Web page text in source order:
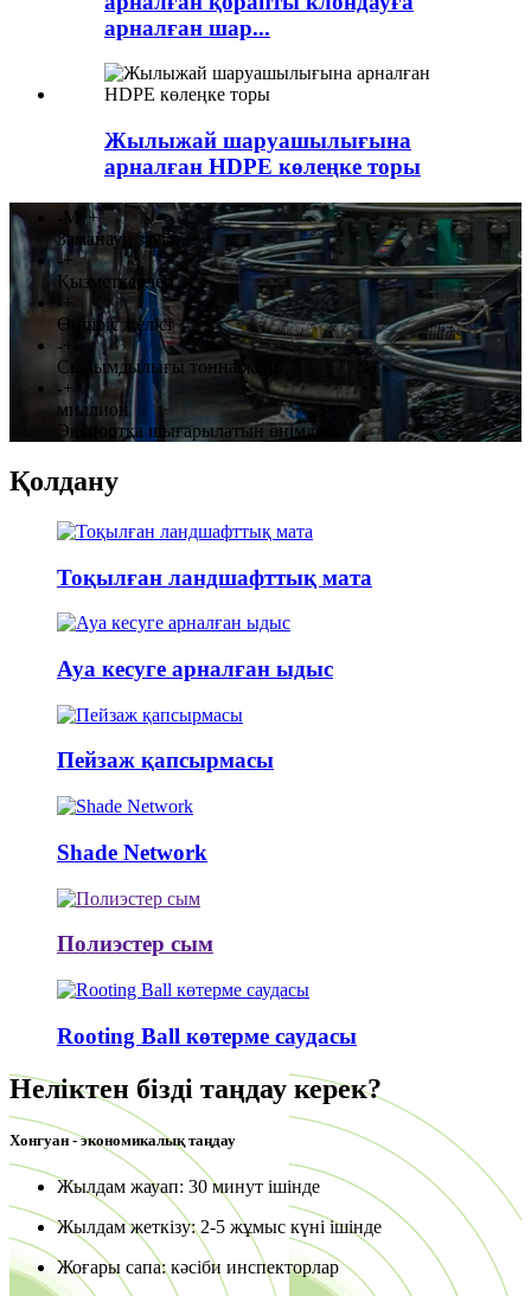
арналған шар...
Жылыжай шаруашылығына
арналған HDPE көлеңке торы
-M
+
Заманауи зауыт
-+
Қызметкерлер
-+
Өндіріс желісі
-+
Сыйымдылығы тонна/жыл
-+
миллион
Экспортқа шығарылатын өнімдер
Қолдану
Тоқылған ландшафттық мата
Ауа кесуге арналған ыдыс
Пейзаж қапсырмасы
Shade Network
Полиэстер сым
Rooting Ball көтерме саудасы
Неліктен бізді таңдау керек?
Хонгуан - экономикалық таңдау
Жылдам жауап: 30 минут ішінде
Жылдам жеткізу: 2-5 жұмыс күні ішінде
Жоғары сапа: кәсіби инспекторлар